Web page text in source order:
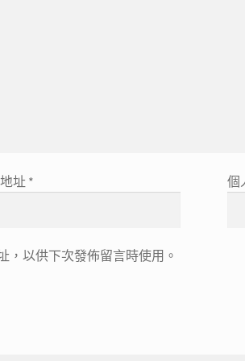
址 * 個
，以供下次發佈留言時使用。